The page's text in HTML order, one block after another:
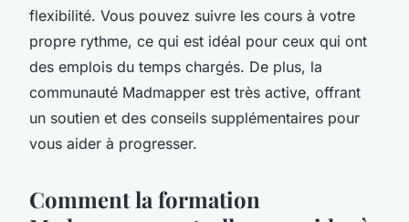
flexibilité. Vous pouvez suivre les cours à votre
propre rythme, ce qui est idéal pour ceux qui ont
des emplois du temps chargés. De plus, la
communauté Madmapper est très active, offrant
un soutien et des conseils supplémentaires pour
vous aider à progresser.
Comment la formation